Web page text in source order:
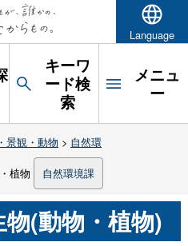
Language
キーワ
ード検
索
メニュ
ー
景観・動物 > 自然環
植物 自然環境課
(動物・植物)